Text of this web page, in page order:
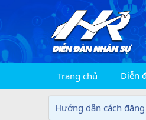
Trang chủ Diễn
Hướng dẫn cách